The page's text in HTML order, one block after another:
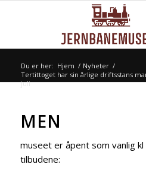
Du er her: Hjem / Nyheter /
Tertittoget har sin årlige driftsstans
juli
MEN
museet er åpent som vanlig
tilbudene: